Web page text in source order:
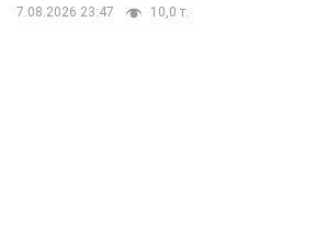
7.08.2026 23:47 10,0 т.